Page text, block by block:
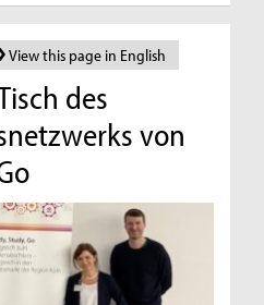
View this page in English
des
von